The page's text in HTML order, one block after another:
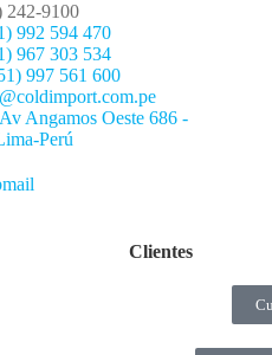
242-9100
992 594 470
967 303 534
997 561 600
Angamos Oeste 686 -
Perú
Clientes